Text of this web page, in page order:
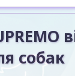
собак